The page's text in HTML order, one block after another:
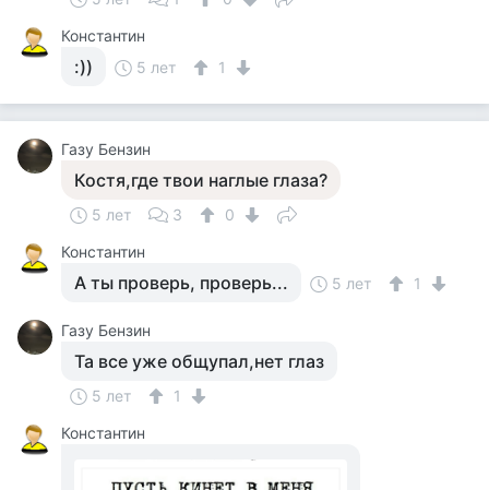
Константин
:)) 5 лет 1
Газу Бензин
Костя,где твои наглые глаза?
5 лет 3
0
Константин
А ты проверь, проверь... 5 лет 1
Газу Бензин
Та все уже общупал,нет глаз
5 лет
1
Константин